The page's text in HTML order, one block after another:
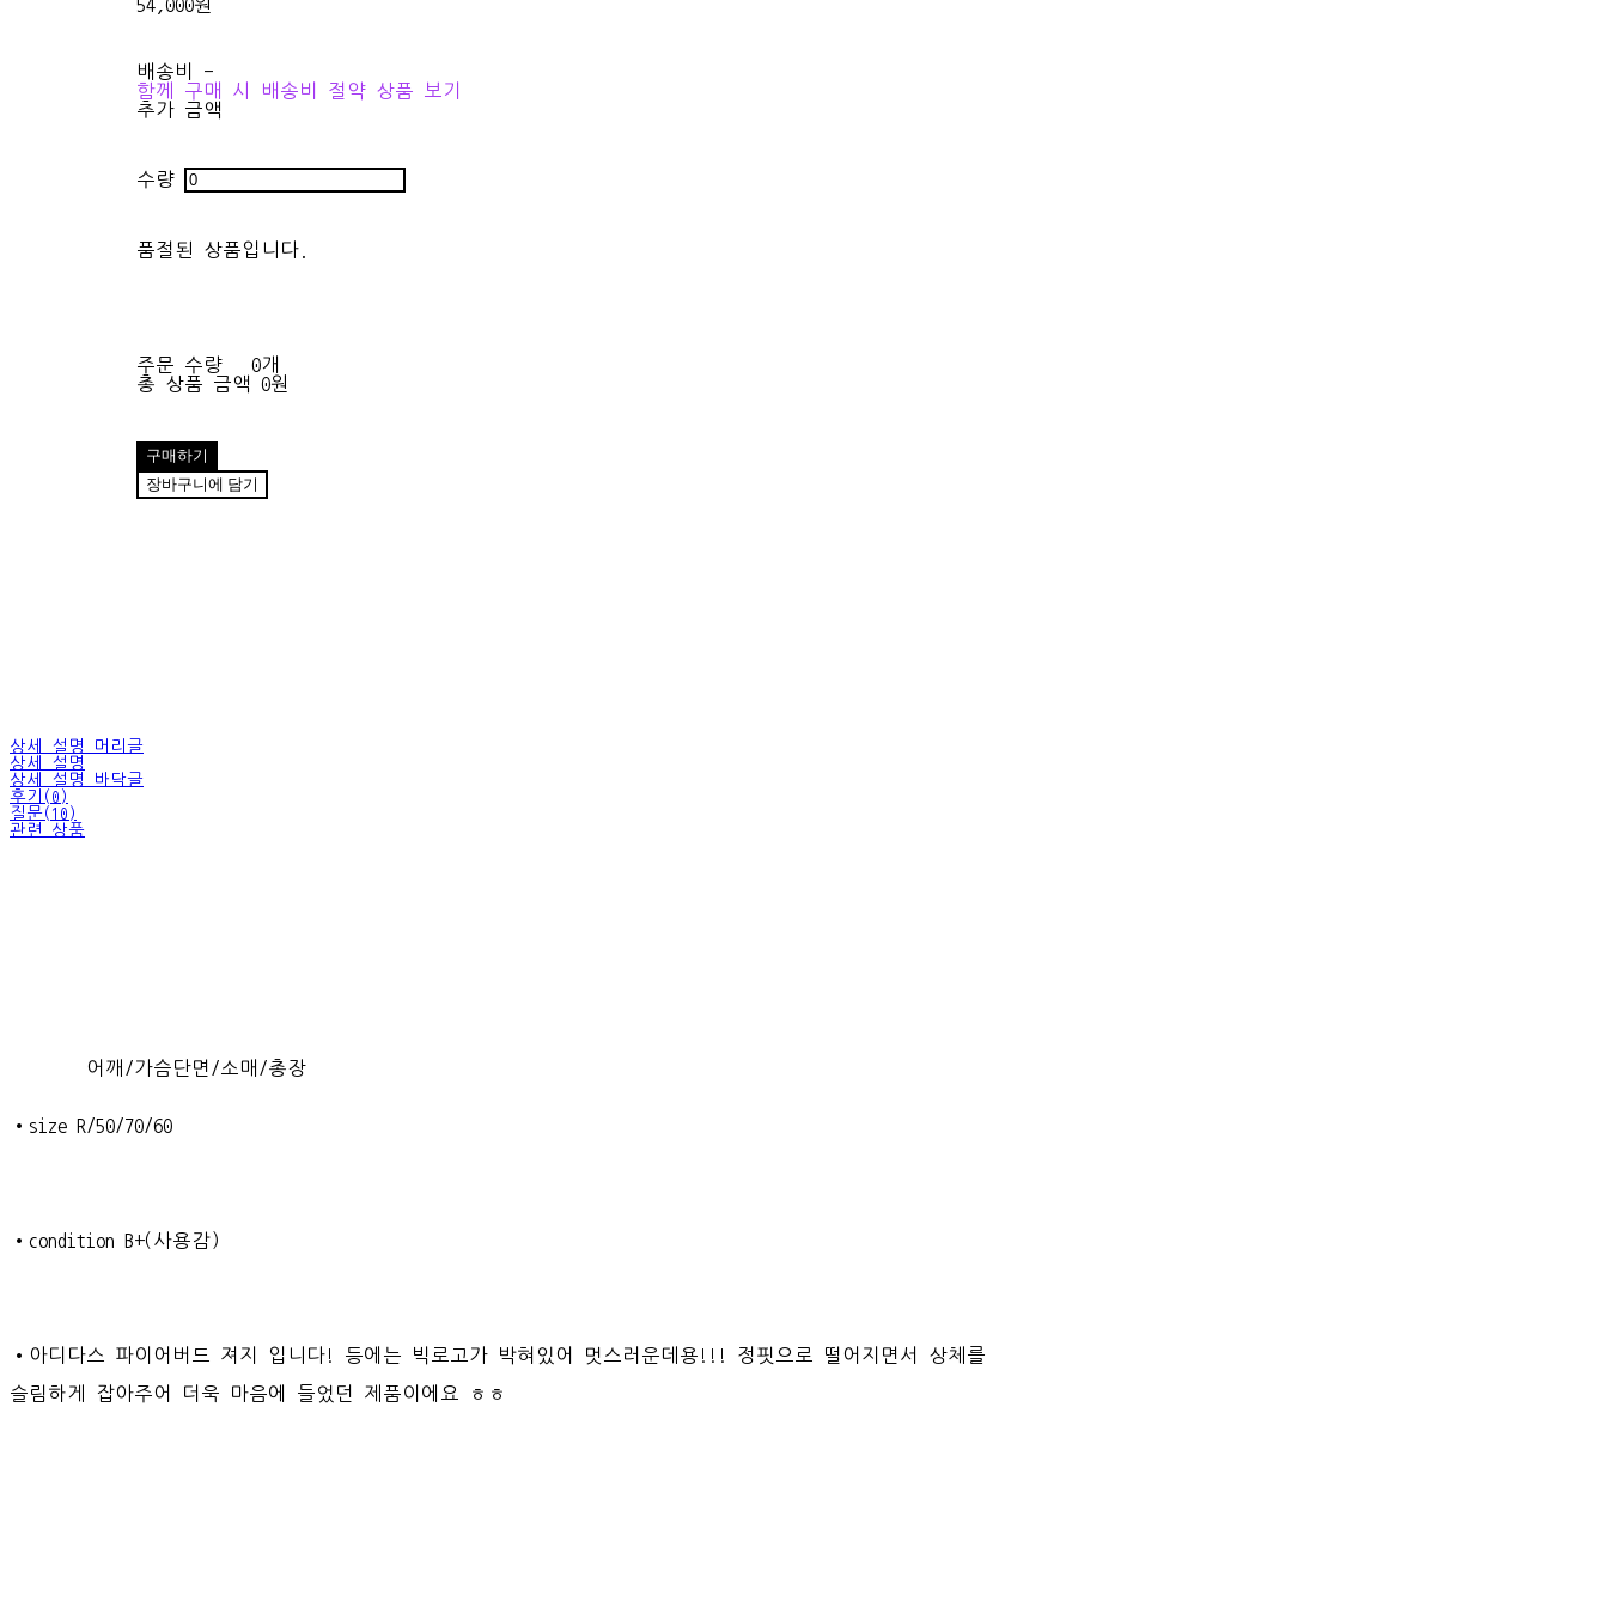
54,000원
배송비 -
함께 구매 시 배송비 절약 상품 보기
추가 금액
수량
품절된 상품입니다.
주문 수량
0개
총 상품 금액
0원
구매하기
장바구니에 담기
상세 설명 머리글
상세 설명
상세 설명 바닥글
후기(0)
질문(10)
관련 상품
어깨/가슴단면/소매/총장
•size R/50/70/60
•condition B+(사용감)
•아디다스 파이어버드 져지 입니다! 등에는 빅로고가 박혀있어 멋스러운데용!!! 정핏으로 떨어지면서 상체를
슬림하게 잡아주어 더욱 마음에 들었던 제품이에요 ㅎㅎ